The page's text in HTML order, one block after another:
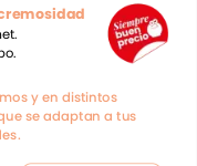
yen distintos
se adaptan a tus